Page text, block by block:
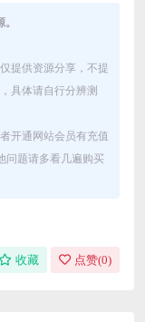
提供资源分享，不提
具体请自行分辨测
开通网站会员有充值
问题请多看几遍购买
收藏 点赞(0)